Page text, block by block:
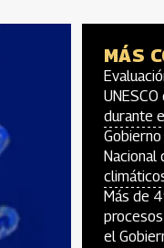
MÁS
durante
Nacional
Más de
el